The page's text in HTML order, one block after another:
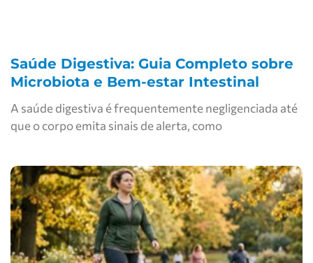
Saúde Digestiva: Guia Completo sobre
Microbiota e Bem-estar Intestinal
A saúde digestiva é frequentemente negligenciada até
que o corpo emita sinais de alerta, como